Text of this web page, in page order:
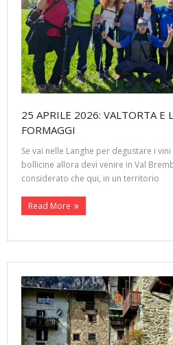
25 APRILE 2026: VALTORTA E
FORMAGGI
Se vai nelle Langhe per degustare i
bollicine allora devi venire in Val
considerato che qui, in un territorio
Read More